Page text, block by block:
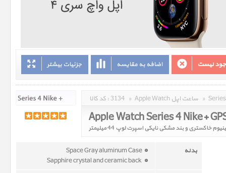
جزئیات بیشتر اضافه به مقایسه نیست
کد کالا : 3134 » Apple Watch ساعت اپل »
بدنه
Space Gray aluminum Case